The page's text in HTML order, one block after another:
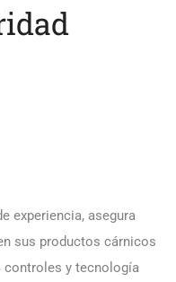
experiencia, asegura
sus productos cárnicos
controles y tecnología